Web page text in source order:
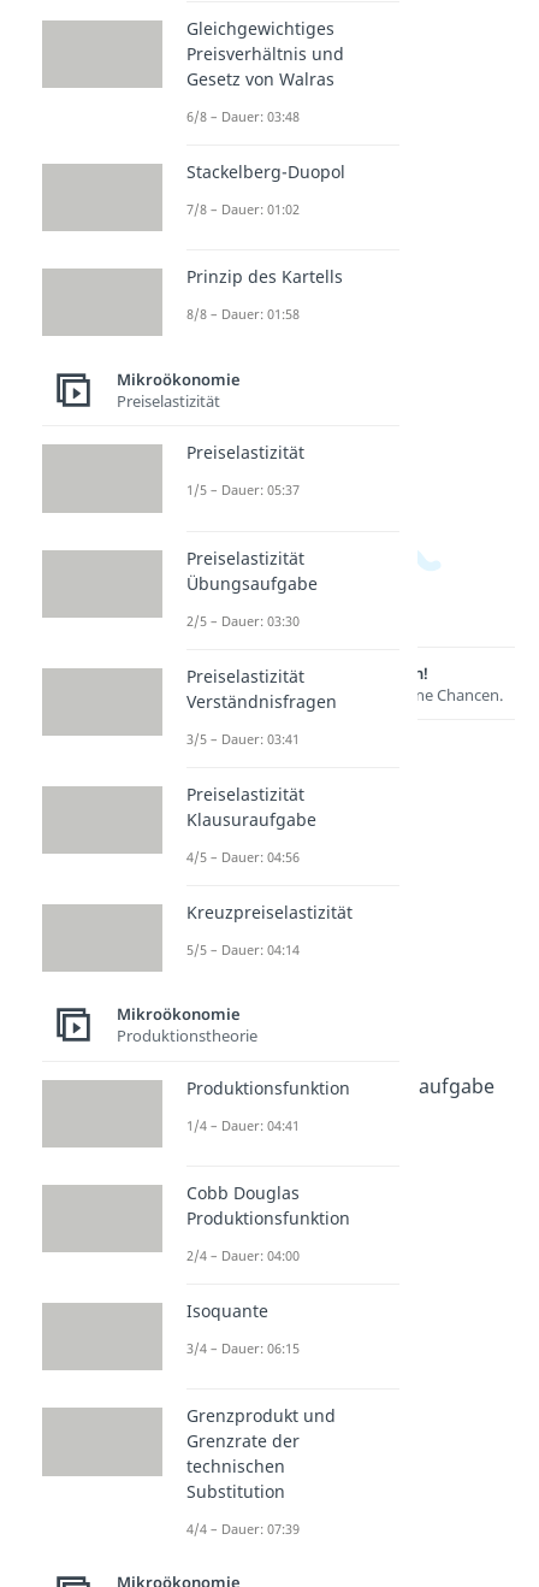
Oligop
ol
Dauer:
Polypo
l
Dauer:
Lernen lohnt sich!
Entdecke hier deine Chancen.
Weitere Inhalte:
Marktformen
Marktformen
Marktformen Übungsaufgabe
Marktformen
Dauer: 04:05
Monopol
Oligopol
Polypol
Vollkommener Markt
Käufermarkt
Dauer: 04:04
Gleichgewichtiges
Preisverhältnis und
Gesetz von Walras
6/8 – Dauer: 03:48
Stackelberg-Duopol
7/8 – Dauer: 01:02
Prinzip des Kartells
8/8 – Dauer: 01:58
Mikroökonomie
Preiselastizität
Preiselastizität
1/5 – Dauer: 05:37
Preiselastizität
Übungsaufgabe
2/5 – Dauer: 03:30
Preiselastizität
Verständnisfragen
3/5 – Dauer: 03:41
Preiselastizität
Klausuraufgabe
4/5 – Dauer: 04:56
Kreuzpreiselastizität
5/5 – Dauer: 04:14
Mikroökonomie
Produktionstheorie
Produktionsfunktion
1/4 – Dauer: 04:41
Cobb Douglas
Produktionsfunktion
2/4 – Dauer: 04:00
Isoquante
3/4 – Dauer: 06:15
Grenzprodukt und
Grenzrate der
technischen
Substitution
4/4 – Dauer: 07:39
Mikroökonomie